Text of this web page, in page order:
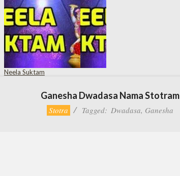
Neela Suktam
Ganesha Dwadasa Nama Stotram
Stotra Tagged: Dwadasa, Ganesha